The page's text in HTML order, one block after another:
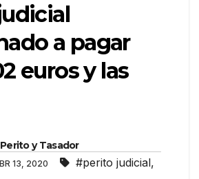
a pagar
euros y las
Perito y Tasador
13, 2020 #perito judicial,